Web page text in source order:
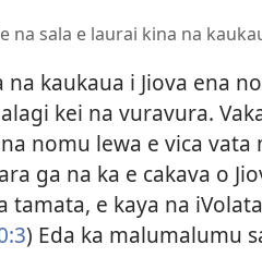
na sala e laurai kina na
na kaukaua i Jiova ena
kei na vuravura.
nomu lewa e vica
ga na ka e cakava o
tamata, e kaya na
) Eda ka malumalumu